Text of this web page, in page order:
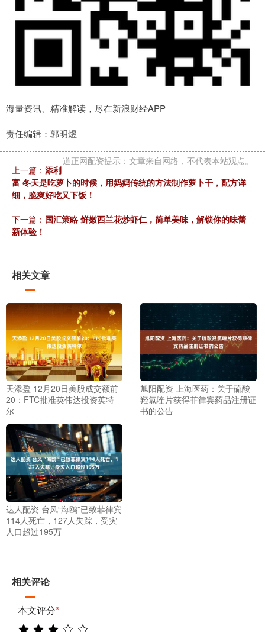
海量资讯、精准解读，尽在新浪财经APP
责任编辑：郭明煜
道正网配资提示：文章来自网络，不代表本站观点。
上一篇： 添利
富 冬天是吃萝卜的时候，用妈妈传统的方法制作萝卜干，配方详
细，脆爽好吃又下饭！
下一篇： 国汇策略 鲜嫩西兰花炒虾仁，简单美味，解锁你的味蕾
新体验！
相关文章
天添盈 12月20日美股成交额前
20：FTC批准英伟达投资英特
尔
旭阳配资 上海医药：关于硫酸
羟氯喹片获得菲律宾药品注册证
书的公告
达人配资 台风“海鸥”已致菲律宾
114人死亡，127人失踪，受灾
人口超过195万
相关评论
本文评分*